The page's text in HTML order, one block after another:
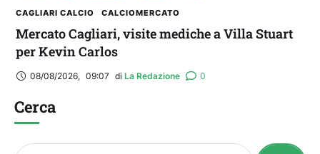
CAGLIARI CALCIO CALCIOMERCATO
Mercato Cagliari, visite mediche a Villa Stuart
per Kevin Carlos
08/08/2026, 09:07 di La Redazione 0
Cerca